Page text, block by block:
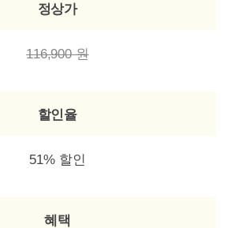
정상가
116,900 원
할인율
51% 할인
혜택